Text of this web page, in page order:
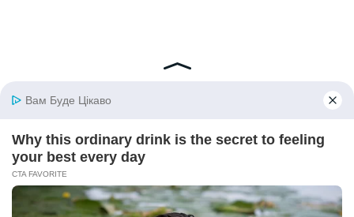
© 2026 iBilingua
Політика конфіденційності та умови користування